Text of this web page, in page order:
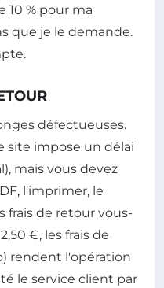
10 % pour ma
que je le demande.
défectueuses.
site impose un délai
mais vous devez
l'imprimer, le
frais de retour vous-
€, les frais de
rendent l'opération
le service client par